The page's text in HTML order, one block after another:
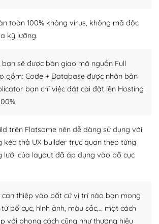
lưu trữ cho một diễn đàn cộng đồng
khăn, bạn có thể lên mạng và tìm
đồng WordPress, họ sẽ giúp bạn trả
của bạn.
WordPress sẵn sàng hỗ trợ bạn
và themes
thành phần cài đặt thêm vào
hoặc miễn phí.
dùng đông đảo, thư viện themes và
toàn 100% không virus, không mã độc
kỹ lưỡng.
bạn sẽ được bàn giao mã nguồn Full
gồm: Code + Database được nhân bản
bạn chỉ việc đăt cài đặt lên Hosting
trên Flatsome nên dễ dàng sử dụng với
kéo thả UX builder trực quan theo từng
lưới của layout đã áp dụng vào bố cục
can thiệp vào bất cứ vị trí nào bạn mong
bố cục, hình ảnh, màu sắc,… một cách
với phong cách cũng như thương hiệu